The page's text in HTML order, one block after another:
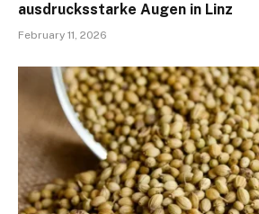
ausdrucksstarke Augen in Linz
February 11, 2026